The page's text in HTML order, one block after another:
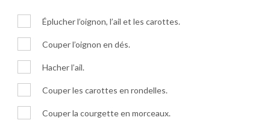
Éplucher l’oignon, l’ail et les carottes.
Couper l’oignon en dés.
Hacher l’ail.
Couper les carottes en rondelles.
Couper la courgette en morceaux.